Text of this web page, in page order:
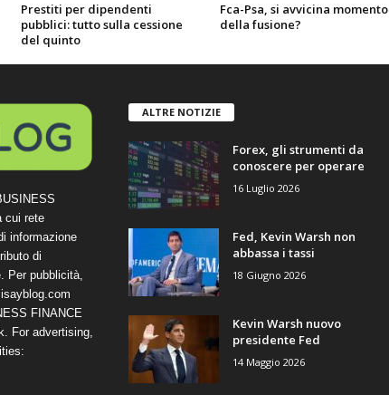
Prestiti per dipendenti
pubblici: tutto sulla cessione
del quinto
Fca-Psa, si avvicina momento
della fusione?
cui rete
informazione
di
Per pubblicità,
FINANCE
For advertising,
ALTRE NOTIZIE
Forex, gli strumenti da
conoscere per operare
16 Luglio 2026
Fed, Kevin Warsh non
abbassa i tassi
18 Giugno 2026
Kevin Warsh nuovo
presidente Fed
14 Maggio 2026